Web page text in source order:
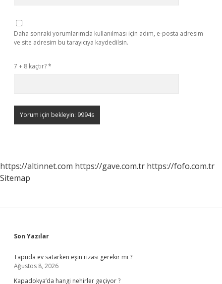
Daha sonraki yorumlarımda kullanılması için adım, e-posta adresim
ve site adresim bu tarayıcıya kaydedilsin.
7 + 8 kaçtır?*
https://altinnet.com https://gave.com.tr https://fofo.com.tr
Sitemap
Sidebar
Son Yazılar
Tapuda ev satarken eşin rızası gerekir mi ?
Ağustos 8, 2026
Kapadokya’da hangi nehirler geçiyor ?